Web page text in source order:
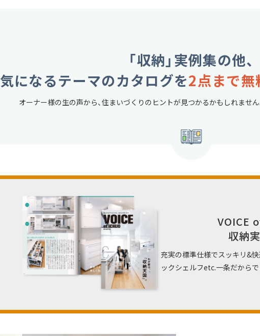
「収納」実例集の他、
気になるテーマのカタログを2点まで無
オーナー様の生の声から、 住まいづくりのヒントが見つかるかもしれません
VOICE
収納
充実の標準仕様でスッキリ&快
ックシェルフetc.一条だからで